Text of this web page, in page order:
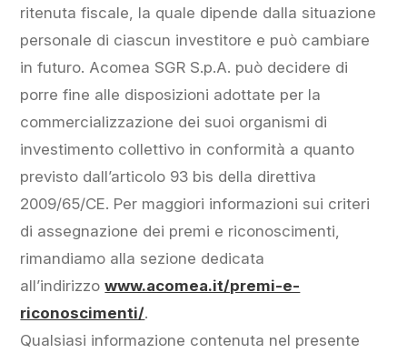
ritenuta fiscale, la quale dipende dalla situazione
personale di ciascun investitore e può cambiare
in futuro. Acomea SGR S.p.A. può decidere di
porre fine alle disposizioni adottate per la
commercializzazione dei suoi organismi di
investimento collettivo in conformità a quanto
previsto dall’articolo 93 bis della direttiva
2009/65/CE. Per maggiori informazioni sui criteri
di assegnazione dei premi e riconoscimenti,
rimandiamo alla sezione dedicata
all’indirizzowww.acomea.it/premi-e-
riconoscimenti/.
Qualsiasi informazione contenuta nel presente